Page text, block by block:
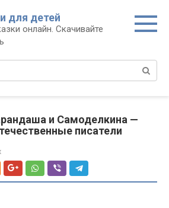
для детей
онлайн. Скачивайте
и Самоделкина —
писатели